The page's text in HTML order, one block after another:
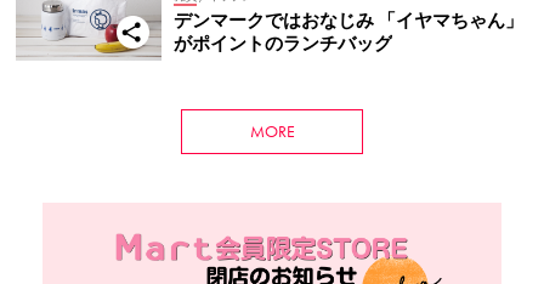
デンマークではおなじみ 「イヤマちゃん」
がポイントのランチバッグ
MORE